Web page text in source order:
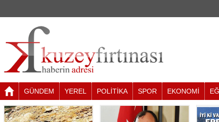
GÜNDEM YEREL POLİTİKA SPOR EKONOMİ